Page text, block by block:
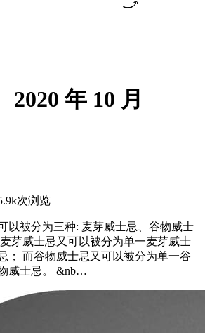
2020 年 10 月
次浏览
以被分为三种: 麦芽威士忌、谷物威士
芽威士忌又可以被分为单一麦芽威士
； 而谷物威士忌又可以被分为单一谷
威士忌。 &nb…